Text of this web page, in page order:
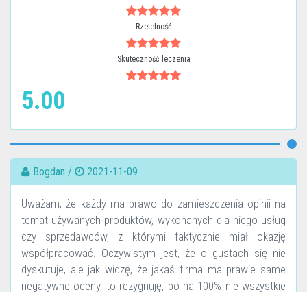
Rzetelność
Skuteczność leczenia
5.00
Bogdan / 2021-11-09
Uważam, że każdy ma prawo do zamieszczenia opinii na
temat używanych produktów, wykonanych dla niego usług
czy sprzedawców, z którymi faktycznie miał okazję
współpracować. Oczywistym jest, że o gustach się nie
dyskutuje, ale jak widzę, że jakaś firma ma prawie same
negatywne oceny, to rezygnuję, bo na 100% nie wszystkie